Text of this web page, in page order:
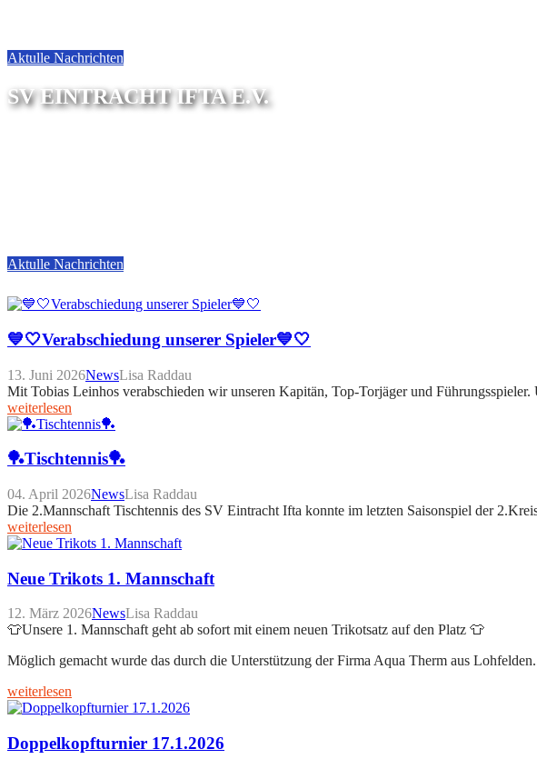
Aktulle Nachrichten
SV EINTRACHT IFTA E.V.
Aktulle Nachrichten
💙🤍Verabschiedung unserer Spieler💙🤍
13. Juni 2026NewsLisa Raddau
Mit Tobias Leinhos verabschieden wir unseren Kapitän, Top-Torjäger und
weiterlesen
🏓Tischtennis🏓
04. April 2026NewsLisa Raddau
Die 2.Mannschaft Tischtennis des SV Eintracht Ifta konnte im letzten Saisonspiel der
weiterlesen
Neue Trikots 1. Mannschaft
12. März 2026NewsLisa Raddau
👕Unsere 1. Mannschaft geht ab sofort mit einem neuen Trikotsatz auf den Platz 👕
Möglich gemacht wurde das durch die Unterstützung der Firma Aqua Therm aus
weiterlesen
Doppelkopfturnier 17.1.2026